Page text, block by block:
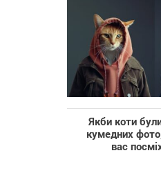
Якби коти
кумедних
вас